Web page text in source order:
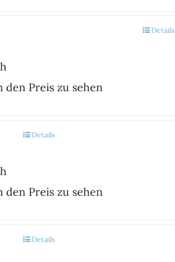
Details
den Preis zu sehen
Details
den Preis zu sehen
Details